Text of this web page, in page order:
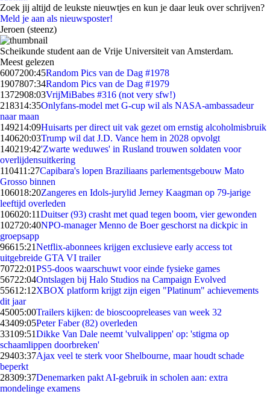
Zoek jij altijd de leukste nieuwtjes en kun je daar leuk over schrijven?
Meld je aan als nieuwsposter!
Jeroen (steenz)
Scheikunde student aan de Vrije Universiteit van Amsterdam.
Meest gelezen
6007200:45Random Pics van de Dag #1978
1907807:34Random Pics van de Dag #1979
1372908:03VrijMiBabes #316 (not very sfw!)
218314:35Onlyfans-model met G-cup wil als NASA-ambassadeur
naar maan
149214:09Huisarts per direct uit vak gezet om ernstig alcoholmisbruik
140620:03Trump wil dat J.D. Vance hem in 2028 opvolgt
140219:42'Zwarte weduwes' in Rusland trouwen soldaten voor
overlijdensuitkering
110411:27Capibara's lopen Braziliaans parlementsgebouw Mato
Grosso binnen
106018:20Zangeres en Idols-jurylid Jerney Kaagman op 79-jarige
leeftijd overleden
106020:11Duitser (93) crasht met quad tegen boom, vier gewonden
102720:40NPO-manager Menno de Boer geschorst na dickpic in
groepsapp
96615:21Netflix-abonnees krijgen exclusieve early access tot
uitgebreide GTA VI trailer
70722:01PS5-doos waarschuwt voor einde fysieke games
56722:04Ontslagen bij Halo Studios na Campaign Evolved
55612:12XBOX platform krijgt zijn eigen "Platinum" achievements
dit jaar
45005:00Trailers kijken: de bioscoopreleases van week 32
43409:05Peter Faber (82) overleden
33109:51Dikke Van Dale neemt 'vulvalippen' op: 'stigma op
schaamlippen doorbreken'
29403:37Ajax veel te sterk voor Shelbourne, maar houdt schade
beperkt
28309:37Denemarken pakt AI-gebruik in scholen aan: extra
mondelinge examens